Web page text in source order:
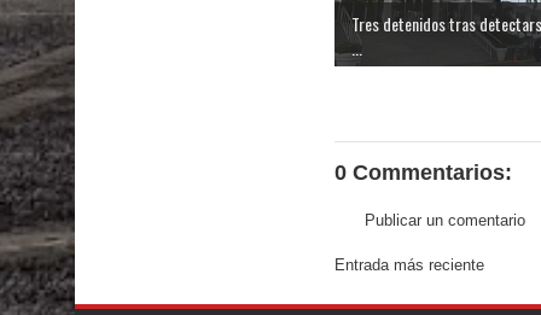
Tres detenidos tras
...
0 Commentarios:
Publicar un comentario
Entrada más reciente